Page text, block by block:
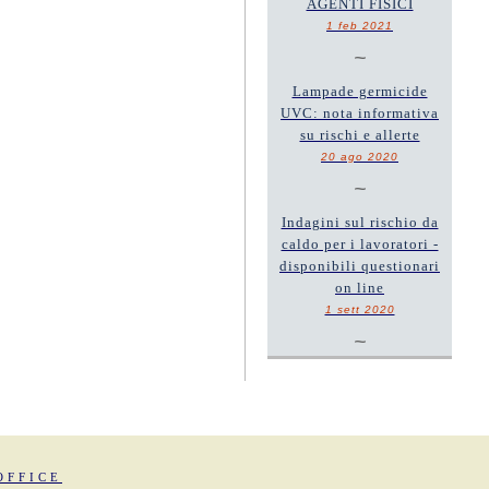
AGENTI FISICI
1 feb 2021
~
Lampade germicide
UVC: nota informativa
su rischi e allerte
20 ago 2020
~
Indagini sul rischio da
caldo per i lavoratori -
disponibili questionari
on line
1 sett 2020
~